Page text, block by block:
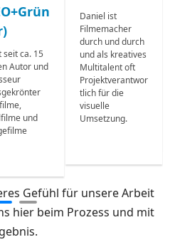
seit ca. 15
Autor und
und
Daniel ist
Filmemacher
durch und durch
und als kreatives
Multitalent oft
Projektverantwor
tlich für die
visuelle
Umsetzung.
Gefühl für unsere Arbeit
hier beim Prozess und mit